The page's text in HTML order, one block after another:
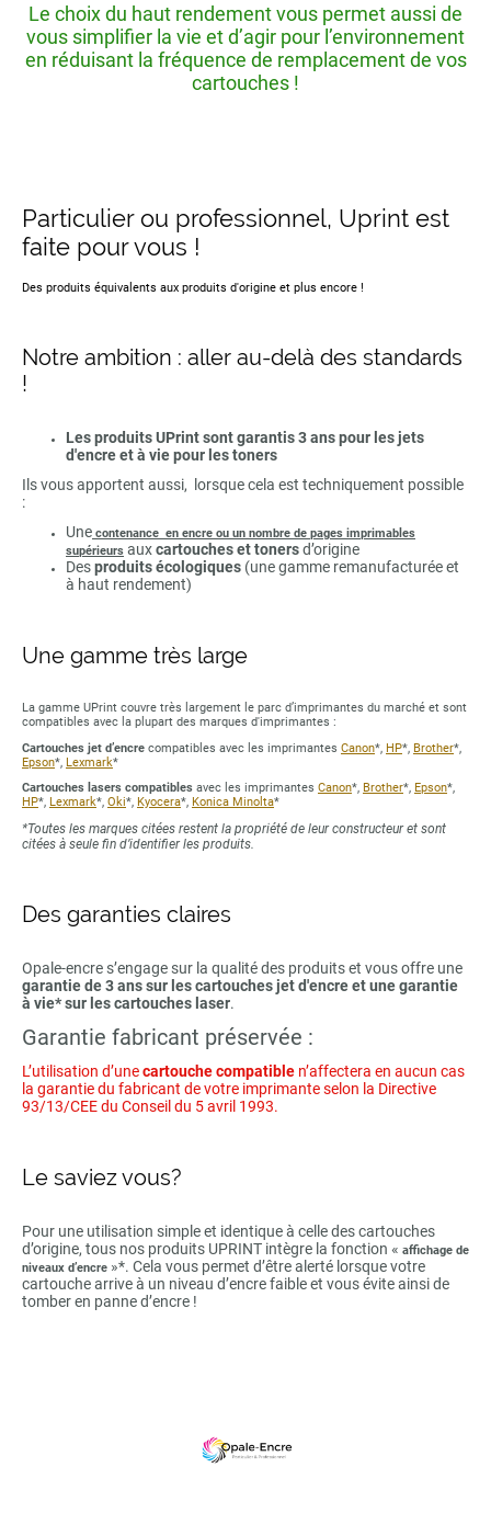
Le choix du haut rendement vous permet aussi de
vous simplifier la vie et d’agir pour l’environnement
en réduisant la fréquence de remplacement de vos
cartouches !
Particulier ou professionnel, Uprint est
faite pour vous !
Des produits équivalents aux produits d'origine et plus encore !
Notre ambition : aller au-delà des standards
!
Les produits UPrint sont garantis 3 ans pour les jets
d'encre et à vie pour les toners
Ils vous apportent aussi, lorsque cela est techniquement possible
:
Une contenance en encre ou un nombre de pages imprimables
supérieurs auxcartouches et tonersd’origine
Desproduits écologiques (une gamme remanufacturée et
à haut rendement)
Une gamme très large
La gamme UPrint couvre très largement le parc d’imprimantes du marché et sont
compatibles avec la plupart des marques d'imprimantes :
Cartouches jet d’encre compatibles avec les imprimantes Canon*, HP*, Brother*,
Epson*, Lexmark*
Cartouches lasers compatibles avec les imprimantes Canon*, Brother*, Epson*,
HP*, Lexmark*, Oki*, Kyocera*, Konica Minolta*
*Toutes les marques citées restent la propriété de leur constructeur et sont
citées à seule fin d’identifier les produits.
Des garanties claires
Opale-encre s’engage sur la qualité des produits et vous offre une
garantie de 3 ans sur les cartouches jet d'encre et une garantie
à vie* sur les cartouches laser.
Garantie fabricant préservée :
L’utilisation d’unecartouche compatible n’affectera en aucun cas
la garantie du fabricant de votre imprimante selon la Directive
93/13/CEE du Conseil du 5 avril 1993.
Le saviez vous?
Pour une utilisation simple et identique à celle des cartouches
d’origine, tous nos produits UPRINT intègre la fonction « affichage de
niveaux d’encre »*. Cela vous permet d’être alerté lorsque votre
cartouche arrive à un niveau d’encre faible et vous évite ainsi de
tomber en panne d’encre !